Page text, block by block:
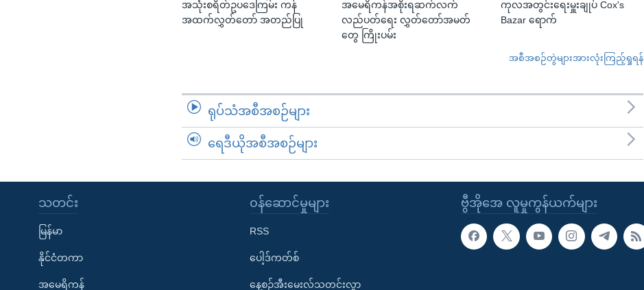
အသုံးစရိတ်ဥပဒေကြမ်း ကန်
အထက်လွှတ်တော် အတည်ပြု
အမေရိကန်အစိုးရဆက်လက်
လည်ပတ်ရေး လွှတ်တော်အမတ်
တွေ ကြိုးပမ်း
ကုလအတွင်းရေးမှူးချုပ် Cox's
Bazar ရောက်
အစီအစဉ်တွဲများအားလုံးကြည့်ရှုရန်
ရုပ်သံအစီအစဉ်များ
ရေဒီယိုအစီအစဉ်များ
ဗွီအိုအေ လူမှုကွန်ယက်များ
သတင်း
မြန်မာ
နိုင်ငံတကာ
အမေရိကန်
၀န်ဆောင်မှုများ
RSS
ပေါ့ဒ်ကတ်စ်
နေ့စဉ်အီးမေးလ်သတင်းလွှာ